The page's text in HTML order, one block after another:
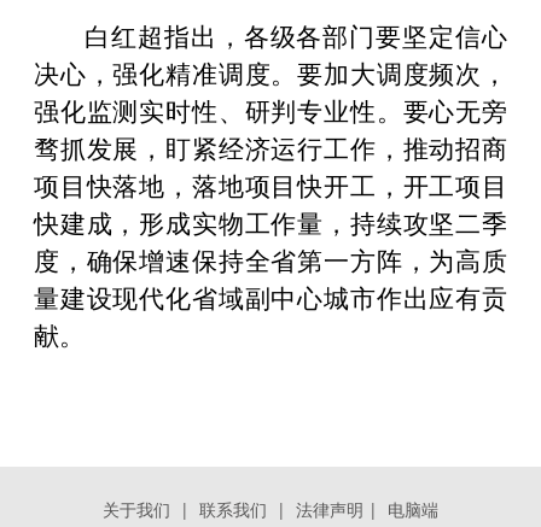
白红超指出，各级各部门要坚定信心
决心，强化精准调度。要加大调度频次，
强化监测实时性、研判专业性。要心无旁
骛抓发展，盯紧经济运行工作，推动招商
项目快落地，落地项目快开工，开工项目
快建成，形成实物工作量，持续攻坚二季
度，确保增速保持全省第一方阵，为高质
量建设现代化省域副中心城市作出应有贡
献。
关于我们 | 联系我们 | 法律声明 | 电脑端